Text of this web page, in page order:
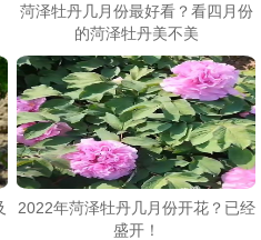
菏泽牡丹几月份最好看？看四月份
的菏泽牡丹美不美
2022年菏泽牡丹几月份开花？已经
盛开！